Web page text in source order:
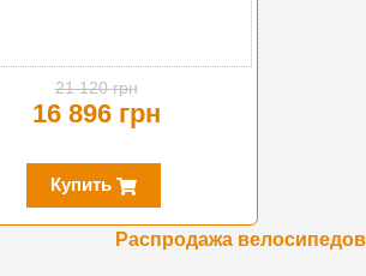
21 120 грн
16 896 грн
Купить
Распродажа велосипедов